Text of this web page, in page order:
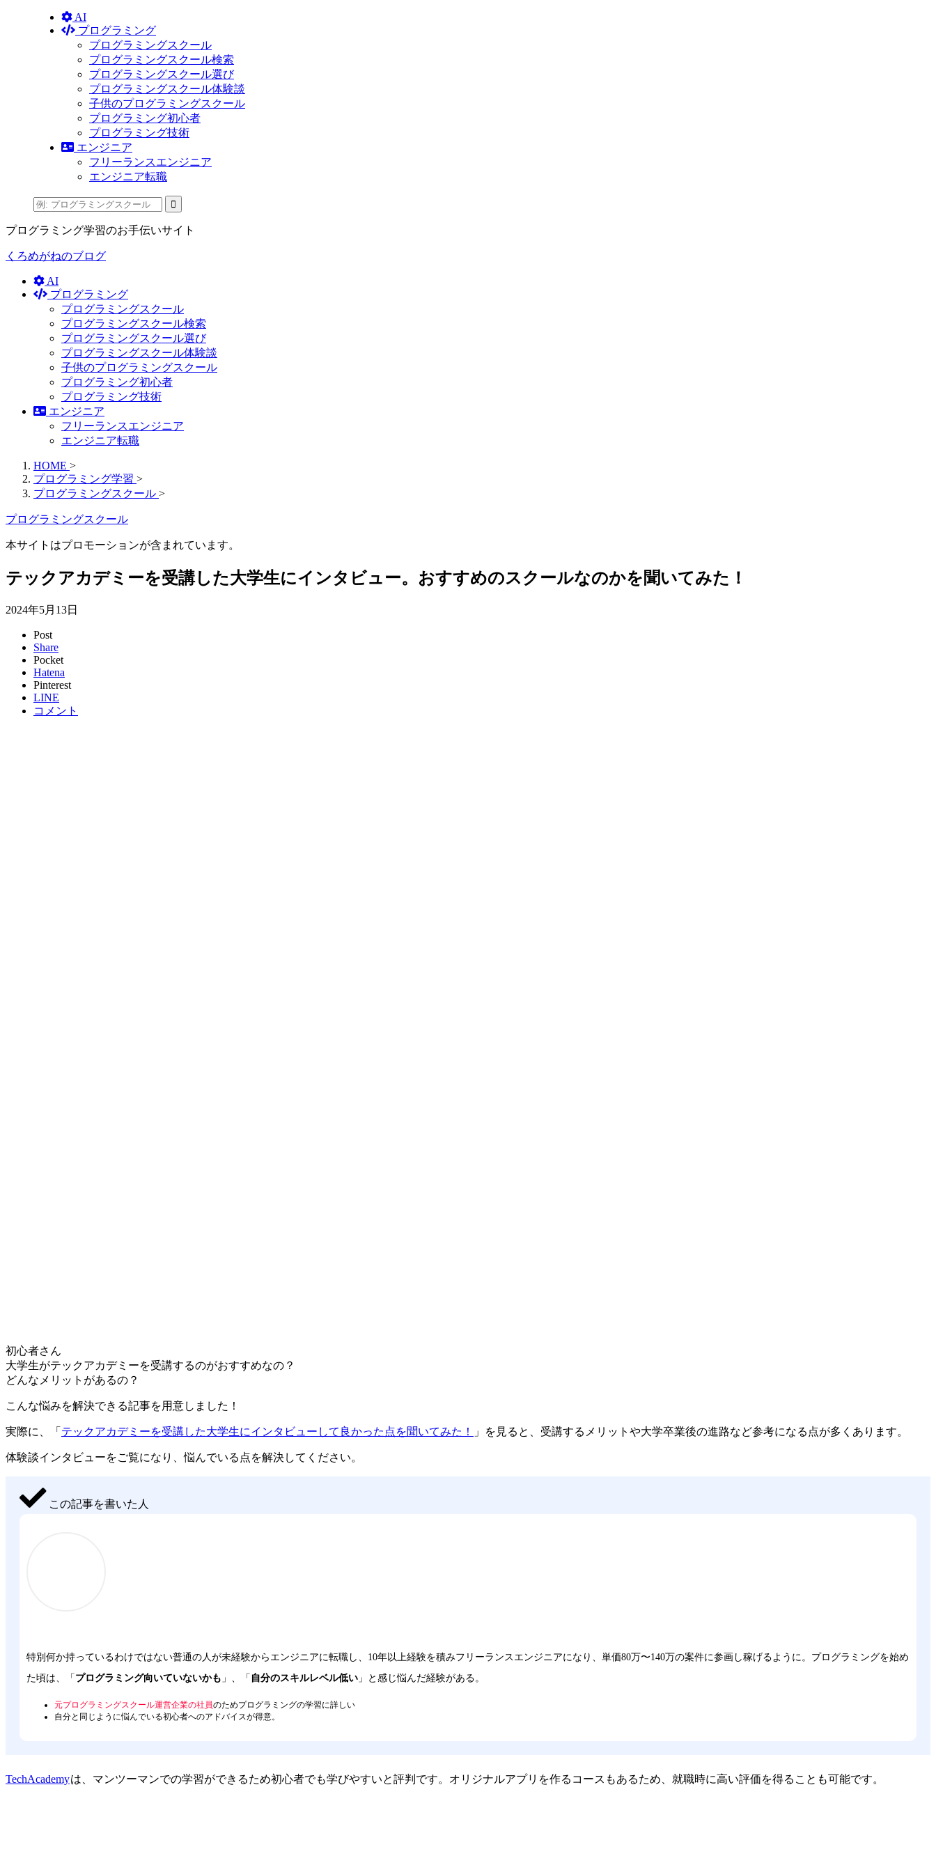
AI
プログラミング
プログラミングスクール
プログラミングスクール検索
プログラミングスクール選び
プログラミングスクール体験談
子供のプログラミングスクール
プログラミング初心者
プログラミング技術
エンジニア
フリーランスエンジニア
エンジニア転職
プログラミング学習のお手伝いサイト
くろめがねのブログ
AI
プログラミング
プログラミングスクール
プログラミングスクール検索
プログラミングスクール選び
プログラミングスクール体験談
子供のプログラミングスクール
プログラミング初心者
プログラミング技術
エンジニア
フリーランスエンジニア
エンジニア転職
HOME >
プログラミング学習 >
プログラミングスクール >
プログラミングスクール
本サイトはプロモーションが含まれています。
テックアカデミーを受講した大学生にインタビュー。おすすめのスクールなのかを聞いてみた！
2024年5月13日
Post
Share
Pocket
Hatena
Pinterest
LINE
コメント
初心者さん
大学生がテックアカデミーを受講するのがおすすめなの？
どんなメリットがあるの？
こんな悩みを解決できる記事を用意しました！
実際に、「 テックアカデミーを受講した大学生にインタビューして良かった点を聞いてみた！ 」を見ると、 受講するメリット や大学卒業後の進路など参考になる点が多くあります。
体験談インタビューをご覧になり、悩んでいる点を解決してください。
この記事を書いた人
特別何か持っているわけではない普通の人が未経験からエンジニアに転職し、10年以上経験を積みフリーランスエンジニアになり、単価80万〜140万の案件に参画し稼げるように。プログラミングを始め
た頃は、「プログラミング向いていないかも 」、「 自分のスキルレベル低い 」と感じ悩んだ経験がある。
元プログラミングスクール運営企業の社員のためプログラミングの学習に詳しい
自分と同じように悩んでいる初心者へのアドバイスが得意。
TechAcademyは、マンツーマンでの学習ができるため初心者でも学びやすいと評判です。オリジナルアプリを作るコースもあるため、就職時に高い評価を得ることも可能です。